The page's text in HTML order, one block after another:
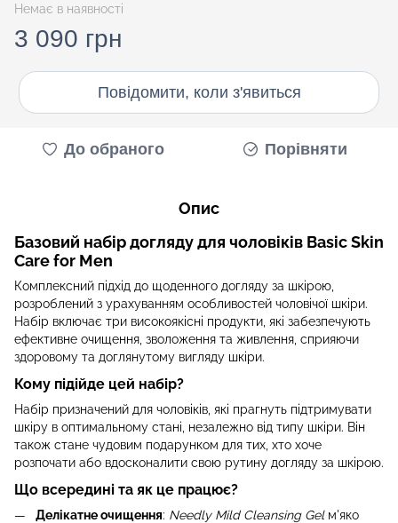
Немає в наявності
3 090 грн
Повідомити, коли з'явиться
До обраного Порівняти
Опис
Базовий набір догляду для чоловіків Basic Skin
Care for Men
Комплексний підхід до щоденного догляду за шкірою,
розроблений з урахуванням особливостей чоловічої шкіри.
Набір включає три високоякісні продукти, які забезпечують
ефективне очищення, зволоження та живлення, сприяючи
здоровому та доглянутому вигляду шкіри.
Кому підійде цей набір?
Набір призначений для чоловіків, які прагнуть підтримувати
шкіру в оптимальному стані, незалежно від типу шкіри. Він
також стане чудовим подарунком для тих, хто хоче
розпочати або вдосконалити свою рутину догляду за шкірою.
Що всередині та як це працює?
Делікатне очищення: Needly Mild Cleansing Gelм'яко